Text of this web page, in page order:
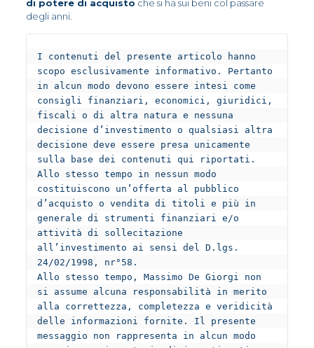
di potere di acquisto che si ha sui beni col passare
degli anni.
I contenuti del presente articolo hanno
scopo esclusivamente informativo. Pertanto
in alcun modo devono essere intesi come
consigli finanziari, economici, giuridici,
fiscali o di altra natura e nessuna
decisione d’investimento o qualsiasi altra
decisione deve essere presa unicamente
sulla base dei contenuti qui riportati.
Allo stesso tempo in nessun modo
costituiscono un’offerta al pubblico
d’acquisto o vendita di titoli e più in
generale di strumenti finanziari e/o
attività di sollecitazione
all’investimento ai sensi del D.lgs.
24/02/1998, nr°58.
Allo stesso tempo, Massimo De Giorgi non
si assume alcuna responsabilità in merito
alla correttezza, completezza e veridicità
delle informazioni fornite. Il presente
messaggio non rappresenta in alcun modo